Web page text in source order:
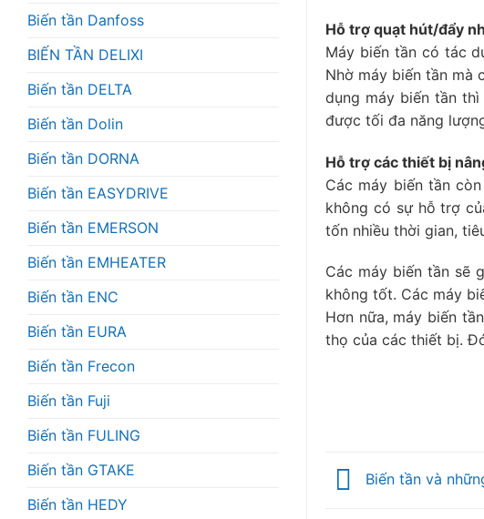
Biến tần Danfoss
BIẾN TẦN DELIXI
Biến tần DELTA
Biến tần Dolin
Biến tần DORNA
Biến tần EASYDRIVE
Biến tần EMERSON
Biến tần EMHEATER
Biến tần ENC
Biến tần EURA
Biến tần Frecon
Biến tần Fuji
Biến tần FULING
Biến tần GTAKE
Biến tần HEDY
Hỗ trợ quạt hút/đẩy
Máy biến tần có tác
Nhờ máy biến tần mà
dụng máy biến tần
được tối đa năng
Hỗ trợ các thiết bị
Các máy biến tần
không có sự hỗ trợ
tốn nhiều thời gian,
Các máy biến tần sẽ
không tốt. Các máy
Hơn nữa, máy biến
thọ của các thiết bị.
Biến tần và